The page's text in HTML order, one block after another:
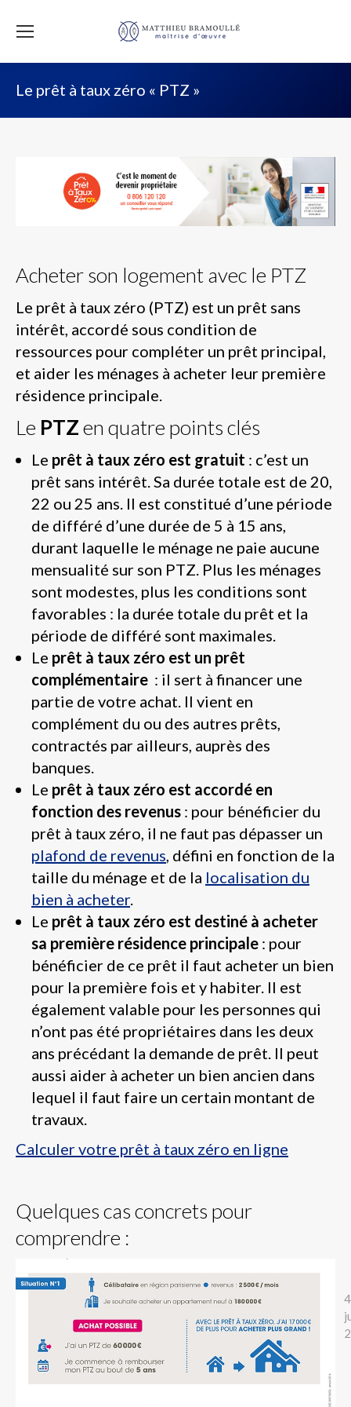
Le prêt à taux zéro « PTZ »
Acheter son logement avec le PTZ
Le prêt à taux zéro (PTZ) est un prêt sans
intérêt, accordé sous condition de
ressources pour compléter un prêt principal,
et aider les ménages à acheter leur première
résidence principale.
Le PTZen quatre points clés
Le prêt à taux zéro est gratuit : c’est un
prêt sans intérêt. Sa durée totale est de 20,
22 ou 25 ans. Il est constitué d’une période
de différé d’une durée de 5 à 15 ans,
durant laquelle le ménage ne paie aucune
mensualité sur son PTZ. Plus les ménages
sont modestes, plus les conditions sont
favorables : la durée totale du prêt et la
période de différé sont maximales.
Le prêt à taux zéro est un prêt
complémentaire : il sert à financer une
partie de votre achat. Il vient en
complément du ou des autres prêts,
contractés par ailleurs, auprès des
banques.
Le prêt à taux zéro est accordé en
fonction des revenus : pour bénéficier du
prêt à taux zéro, il ne faut pas dépasser un
plafond de revenus , défini en fonction de la
taille du ménage et de la localisation du
bien à acheter.
Le prêt à taux zéro est destiné à acheter
sa première résidence principale : pour
bénéficier de ce prêt il faut acheter un bien
pour la première fois et y habiter. Il est
également valable pour les personnes qui
n’ont pas été propriétaires dans les deux
ans précédant la demande de prêt. Il peut
aussi aider à acheter un bien ancien dans
lequel il faut faire un certain montant de
travaux.
Calculer votre prêt à taux zéro en ligne
Quelques cas concrets pour
comprendre :
4